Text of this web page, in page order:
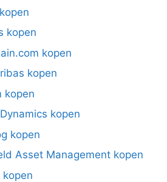
kopen
kopen
kopen
kopen
kopen
kopen
Asset Management kopen
kopen